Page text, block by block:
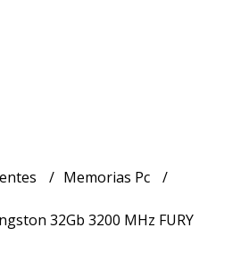
Memorias Pc
32Gb 3200 MHz FURY